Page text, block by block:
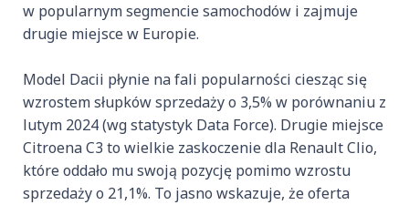
w popularnym segmencie samochodów i zajmuje
drugie miejsce w Europie.
Model Dacii płynie na fali popularności ciesząc się
wzrostem słupków sprzedaży o 3,5% w porównaniu z
lutym 2024 (wg statystyk Data Force). Drugie miejsce
Citroena C3 to wielkie zaskoczenie dla Renault Clio,
które oddało mu swoją pozycję pomimo wzrostu
sprzedaży o 21,1%. To jasno wskazuje, że oferta